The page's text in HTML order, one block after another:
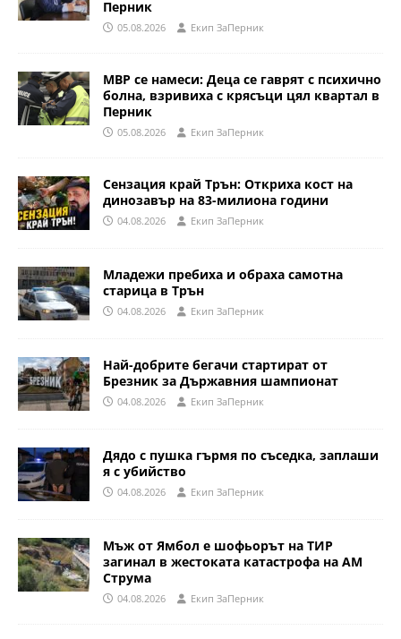
Перник
05.08.2026 Eкип ЗаПерник
МВР се намеси: Деца се гаврят с психично
болна, взривиха с крясъци цял квартал в
Перник
05.08.2026 Eкип ЗаПерник
Сензация край Трън: Откриха кост на
динозавър на 83-милиона години
04.08.2026 Eкип ЗаПерник
Младежи пребиха и обраха самотна
старица в Трън
04.08.2026 Eкип ЗаПерник
Най-добрите бегачи стартират от
Брезник за Държавния шампионат
04.08.2026 Eкип ЗаПерник
Дядо с пушка гърмя по съседка, заплаши
я с убийство
04.08.2026 Eкип ЗаПерник
Мъж от Ямбол е шофьорът на ТИР
загинал в жестоката катастрофа на АМ
Струма
04.08.2026 Eкип ЗаПерник